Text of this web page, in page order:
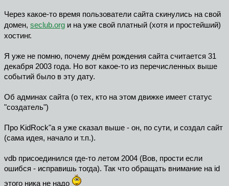
Через какое-то время пользователи сайта скинулись на свой
домен, seclub.org и на уже свой платный (хотя и простейший)
хостинг.
Я уже не помню, почему днём рождения сайта считается 31
декабря 2003 года. Но вот какое-то из перечисленных выше
событий было в эту дату.
Об админах сайта (о тех, кто на этом движке имеет статус
"создатель")
Про KidRock"а я уже сказал выше - он, по сути, и создал сайт
(сама идея, начало и т.п.).
vdb присоединился где-то летом 2004 (Вов, прости если
ошибся - исправишь тогда). Так что обращать внимание на id
этого ника не надо